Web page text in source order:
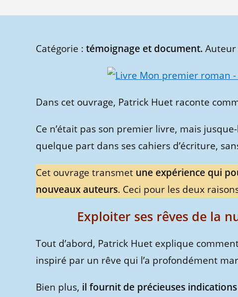
Catégorie : témoignage et document. Auteur
Dans cet ouvrage, Patrick Huet raconte
Ce n’était pas son premier livre, mais
quelque part dans ses cahiers d’écriture,
Cet ouvrage transmet une expérience qui
nouveaux auteurs. Ceci pour les deux
Exploiter ses rêves de la
Tout d’abord, Patrick Huet explique
inspiré par un rêve qui l’a profondément
Bien plus, il fournit de précieuses